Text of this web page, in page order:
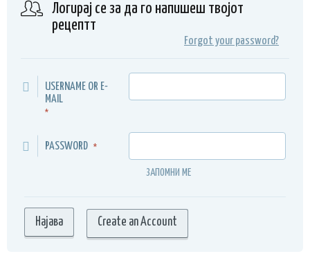
Логирај се за да го напишеш твојот
рецептт
Forgot your password?
USERNAME OR E-
MAIL
*
PASSWORD *
ЗАПОМНИ МЕ
Create an Account